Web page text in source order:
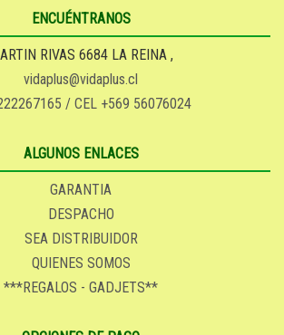
ENCUÉNTRANOS
RIVAS 6684 LA REINA ,
vidaplus@vidaplus.cl
/ CEL +569 56076024
ALGUNOS ENLACES
GARANTIA
DESPACHO
SEA DISTRIBUIDOR
QUIENES SOMOS
***REGALOS - GADJETS**